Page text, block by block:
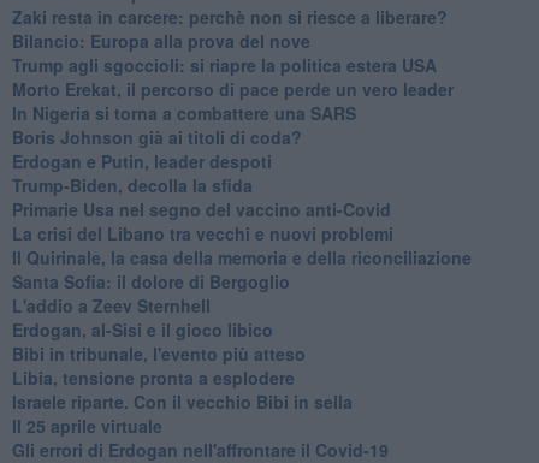
Zaki resta in carcere: perchè non si riesce a liberare?
Bilancio: Europa alla prova del nove
Trump agli sgoccioli: si riapre la politica estera USA
Morto Erekat, il percorso di pace perde un vero leader
In Nigeria si torna a combattere una SARS
Boris Johnson già ai titoli di coda?
Erdogan e Putin, leader despoti
Trump-Biden, decolla la sfida
Primarie Usa nel segno del vaccino anti-Covid
La crisi del Libano tra vecchi e nuovi problemi
Il Quirinale, la casa della memoria e della riconciliazione
Santa Sofia: il dolore di Bergoglio
L'addio a ​Zeev Sternhell
Erdogan, al-Sisi e il gioco libico
Bibi in tribunale, l'evento più atteso
Libia, tensione pronta a esplodere
Israele riparte. Con il vecchio Bibi in sella
Il 25 aprile virtuale
Gli errori di Erdogan nell'affrontare il Covid-19